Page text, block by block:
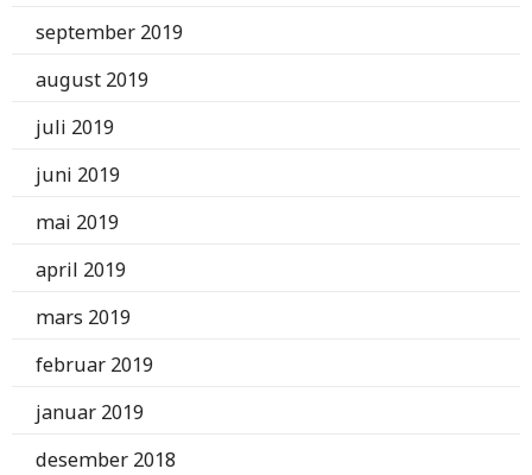
september 2019
august 2019
juli 2019
juni 2019
mai 2019
april 2019
mars 2019
februar 2019
januar 2019
desember 2018